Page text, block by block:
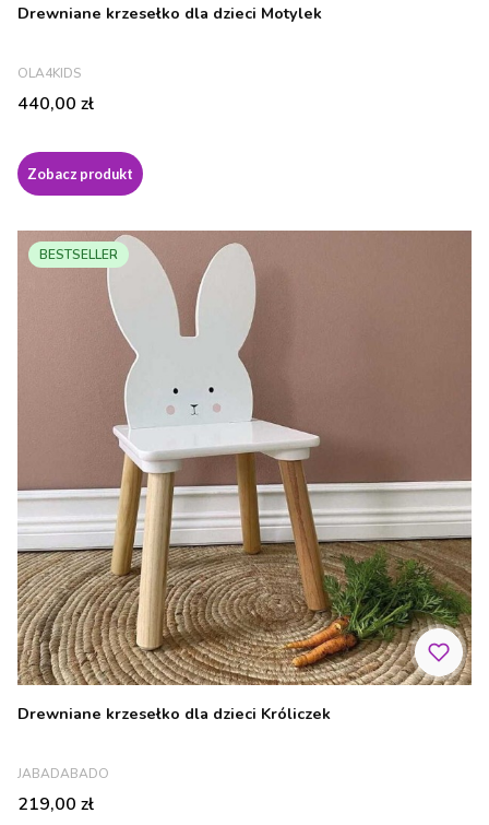
Drewniane krzesełko dla dzieci Motylek
PRODUCENT
OLA4KIDS
Cena
440,00 zł
Zobacz produkt
BESTSELLER
Drewniane krzesełko dla dzieci Króliczek
PRODUCENT
JABADABADO
Cena
219,00 zł